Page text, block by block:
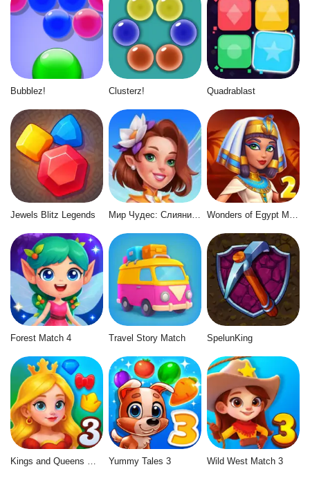
Bubblez! Clusterz! Quadrablast
Jewels Blitz Legends Мир Чудес: Слияние и Магия
Forest Match 4 Travel Story Match SpelunKing
Kings and Queens Match 3 Yummy Tales 3 Wild West Match 3